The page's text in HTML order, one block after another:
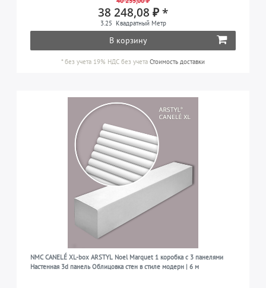
38 248,08 ₽ *
3.25 Квадратный Метр
В корзину
*без учета 19% НДС без учета Стоимость доставки
NMC CANELÉ XL-box ARSTYL Noel Marquet 1 коробка с 3 панелями
Настенная 3d панель Облицовка стен в стиле модерн | 6 м